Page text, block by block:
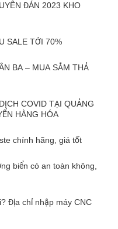
ĐÁN 2023 KHO
SALE TỚI 70%
BA – MUA SẮM THẢ
COVID TẠI QUẢNG
HÀNG HÓA
chính hãng, giá tốt
biển có an toàn không,
Địa chỉ nhập máy CNC